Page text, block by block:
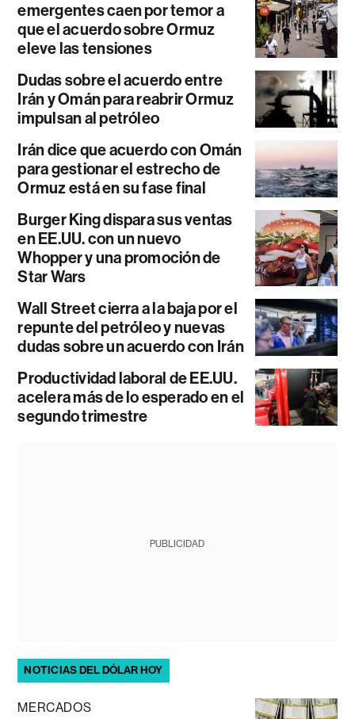
emergentes caen por temor a
que el acuerdo sobre Ormuz
eleve las tensiones
Dudas sobre el acuerdo entre
Irán y Omán para reabrir Ormuz
impulsan al petróleo
Irán dice que acuerdo con Omán
para gestionar el estrecho de
Ormuz está en su fase final
Burger King dispara sus ventas
en EE.UU. con un nuevo
Whopper y una promoción de
Star Wars
Wall Street cierra a la baja por el
repunte del petróleo y nuevas
dudas sobre un acuerdo con Irán
Productividad laboral de EE.UU.
acelera más de lo esperado en el
segundo trimestre
PUBLICIDAD
NOTICIAS DEL DÓLAR HOY
MERCADOS